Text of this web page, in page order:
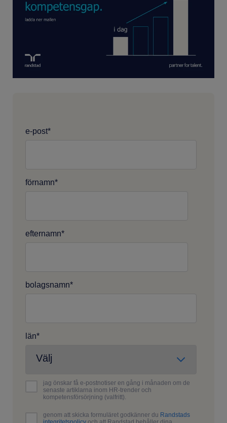
e-post*
förnamn*
efternamn*
bolagsnamn*
län*
jag önskar få e-postnotiser en gång i månaden om de
senaste artiklarna inom HR-trender och
kompetensförsörjning (valfritt).
genom att skicka formuläret godkänner du Randstads